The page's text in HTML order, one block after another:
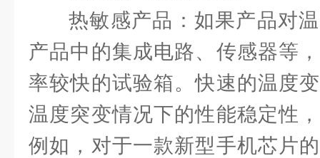
热敏感产品：如果产品对
产品中的集成电路、传感器等
率较快的试验箱。快速的温度
温度突变情况下的性能稳定性
例如，对于一款新型手机芯片